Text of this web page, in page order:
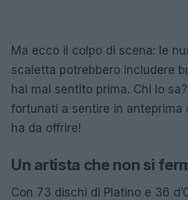
Ma ecco il colpo di scena: le
scaletta potrebbero includere
hai mai sentito prima. Chi lo
fortunati a sentire in anteprima
ha da offrire!
Un artista che non si
Con 73 dischi di Platino e 36